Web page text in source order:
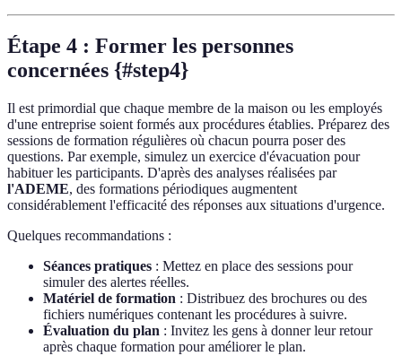
Étape 4 : Former les personnes
concernées {#step4}
Il est primordial que chaque membre de la maison ou les employés
d'une entreprise soient formés aux procédures établies. Préparez des
sessions de formation régulières où chacun pourra poser des
questions. Par exemple, simulez un exercice d'évacuation pour
habituer les participants. D'après des analyses réalisées par
l'ADEME, des formations périodiques augmentent
considérablement l'efficacité des réponses aux situations d'urgence.
Quelques recommandations :
Séances pratiques : Mettez en place des sessions pour
simuler des alertes réelles.
Matériel de formation : Distribuez des brochures ou des
fichiers numériques contenant les procédures à suivre.
Évaluation du plan : Invitez les gens à donner leur retour
après chaque formation pour améliorer le plan.